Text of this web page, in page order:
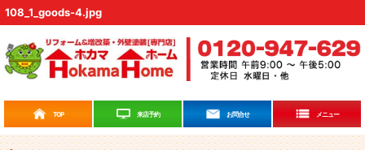
108_1_goods-4.jpg
TOP 来店予約 お問合せ メニュー